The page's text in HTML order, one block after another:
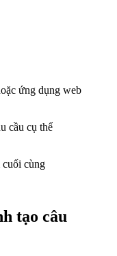
ứng dụng web
cầu cụ thể
cuối cùng
tạo câu